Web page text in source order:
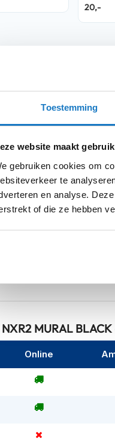
Toestemming
website maakt
gebruiken cookies om
te
en analyse.
of die ze hebben
20,-
om je trots voor je
Dit stijlvolle T-shirt
een reeks populaire
merk je houdt, terwijl
materialen die
of op de weg. Laat je
MURAL
Online